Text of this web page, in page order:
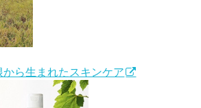
ら生まれたスキンケア